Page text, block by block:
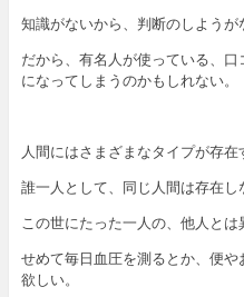
知識がないから、判断のしようが
だから、有名人が使っている、
になってしまうのかもしれない。
人間にはさまざまなタイプが存在
誰一人として、同じ人間は存在し
この世にたった一人の、他人とは
せめて毎日血圧を測るとか、便
欲しい。